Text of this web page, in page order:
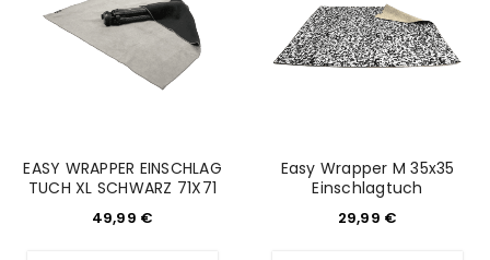
EASY WRAPPER EINSCHLAG
TUCH XL SCHWARZ 71X71
49,99 €
Easy Wrapper M 35x35
Einschlagtuch
29,99 €